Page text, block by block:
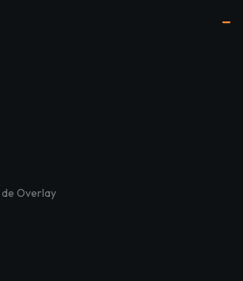
Overlay